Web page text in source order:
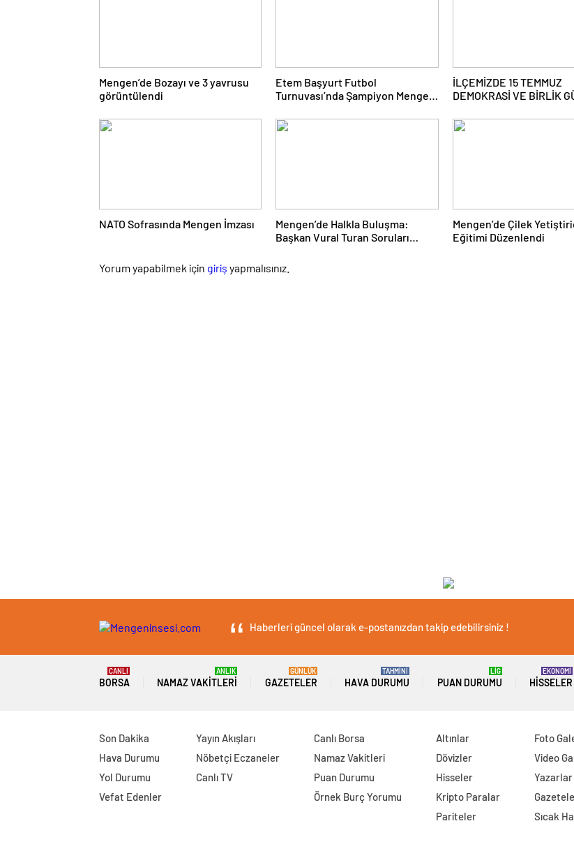
Mengen’de Bozayı ve 3 yavrusu
görüntülendi
Etem Başyurt Futbol
Turnuvası’nda Şampiyon Mengen
İLÇEMİZDE 15 TEMMUZ
DEMOKRASİ VE BİRLİK
NATO Sofrasında Mengen İmzası
Mengen’de Halkla Buluşma:
Başkan Vural Turan Soruları
Mengen’de Çilek
Eğitimi Düzenlendi
Yorum yapabilmek için giriş yapmalısınız.
Haberleri güncel olarak e-postanızdan takip edebilirsiniz !
BORSA
CANLI
NAMAZ VAKITLERI
ANLIK
GAZETELER
GÜNLÜK
HAVA DURUMU
TAHMİNİ
PUAN DURUMU
LİG
HISSELER
EKONOMİ
Son Dakika
Hava Durumu
Yol Durumu
Vefat Edenler
Yayın Akışları
Nöbetçi Eczaneler
Canlı TV
Canlı Borsa
Namaz Vakitleri
Puan Durumu
Örnek Burç Yorumu
Altınlar
Dövizler
Hisseler
Kripto Paralar
Pariteler
Foto
Video
Yazarlar
Sıcak